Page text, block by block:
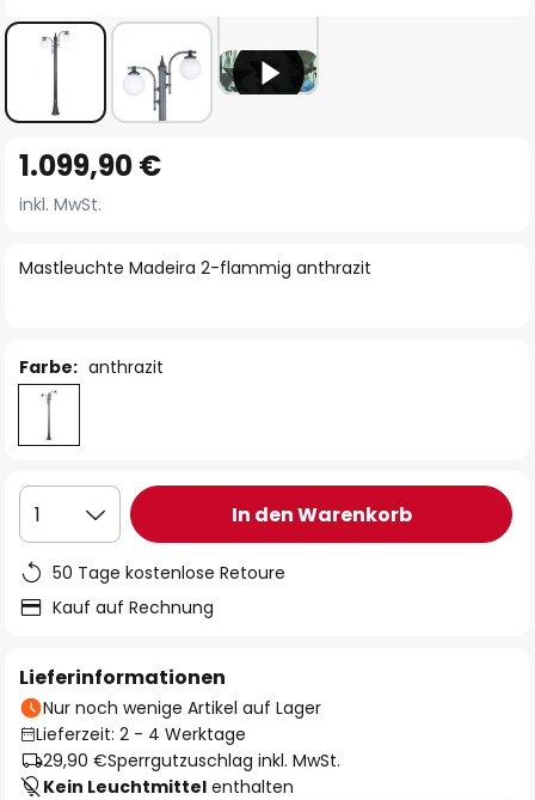
Anfang
der
springen
Mastleuchte Madeira 2-flammig anthrazit
1.099,90 €
inkl. MwSt.
Farbe: anthrazit
1 In den Warenkorb
50 Tage kostenlose Retoure
Kauf auf Rechnung
Lieferinformationen
Nur noch wenige Artikel auf Lager
Lieferzeit: 2 - 4 Werktage
29,90 €Sperrgutzuschlag inkl. MwSt.
Kein Leuchtmittel enthalten